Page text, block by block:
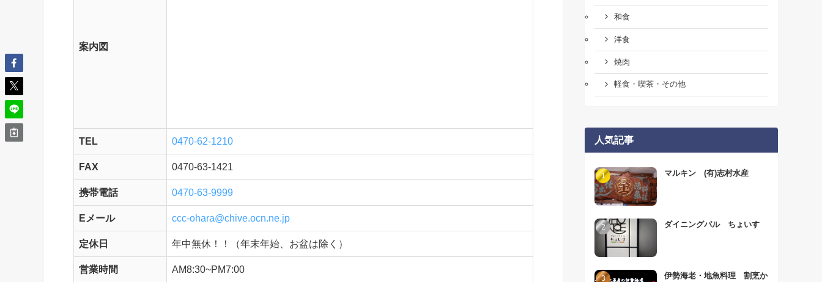
案内図
TEL 0470-62-1210
FAX 0470-63-1421
携帯電話 0470-63-9999
Eメール ccc-ohara@chive.ocn.ne.jp
定休日 年中無休！！（年末年始、お盆は除く）
営業時間 AM8:30~PM7:00
和食
洋食
焼肉
軽食・喫茶・その他
人気記事
マルキン (有)志村水産
ダイニングバル ちょいす
伊勢海老・地魚料理 割烹か